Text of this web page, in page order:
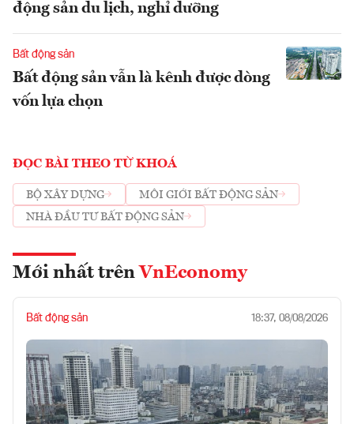
động sản du lịch, nghỉ dưỡng
Bất động sản
Bất động sản vẫn là kênh được dòng
vốn lựa chọn
ĐỌC BÀI THEO TỪ KHOÁ
BỘ XÂY DỰNG
MÔI GIỚI BẤT ĐỘNG SẢN
NHÀ ĐẦU TƯ BẤT ĐỘNG SẢN
Mới nhất trên VnEconomy
Bất động sản 18:37, 08/08/2026